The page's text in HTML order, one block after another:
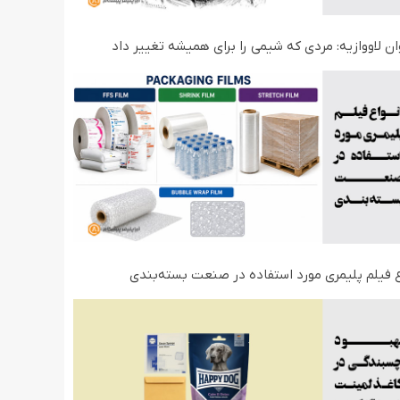
لاووازیه: مردی که شیمی را برای همیشه تغییر داد
فیلم‌ پلیمری مورد استفاده در صنعت بسته‌بندی